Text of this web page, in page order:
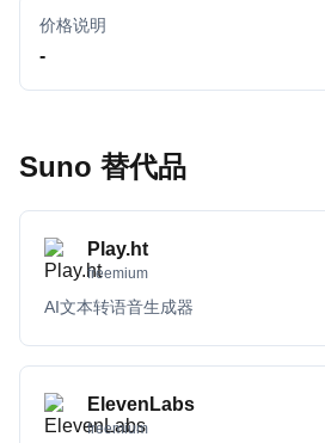
价格说明
-
Suno 替代品
Play.ht
freemium
AI文本转语音生成器
ElevenLabs
freemium